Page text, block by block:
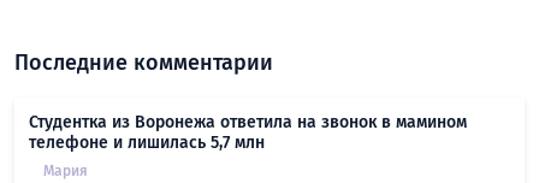
Последние комментарии
Студентка из Воронежа ответила на звонок в мамином
телефоне и лишилась 5,7 млн
Мария